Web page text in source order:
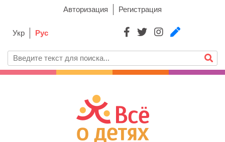
Авторизация Регистрация
Укр Рус